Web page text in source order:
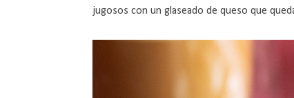
jugosos con un glaseado de queso que